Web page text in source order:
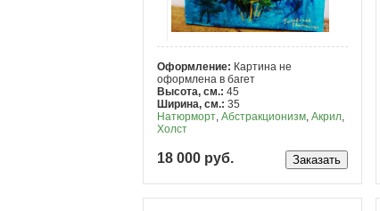
Оформление: Картина не
оформлена в багет
Высота, см.: 45
Ширина, см.: 35
Натюрморт, Абстракционизм, Акрил,
Холст
18 000 руб.